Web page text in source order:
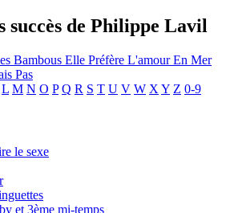
succès de Philippe Lavil
Bambous Elle Préfère L'amour En Mer
Pas
L M N O P Q R S T U V W X Y Z 0-9
le sexe
et 3ème mi-temps